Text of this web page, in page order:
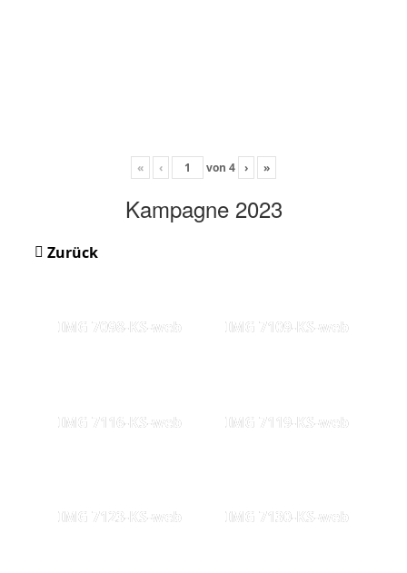
« ‹ von 4 › »
Kampagne 2023
Zurück
IMG 7098-KS-web IMG 7109-KS-web
IMG 7116-KS-web IMG 7119-KS-web
IMG 7123-KS-web IMG 7130-KS-web